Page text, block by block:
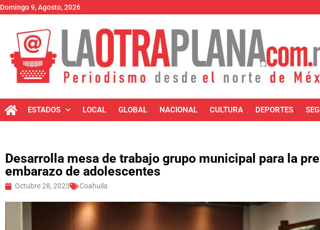
Domingo 9, Agosto, 2026
ESTADOS LOCAL GLOBAL NACIONAL CULTURA DEPORTES
Desarrolla mesa de trabajo grupo municipal para la
embarazo de adolescentes
Octubre 28, 2023 Coahuila